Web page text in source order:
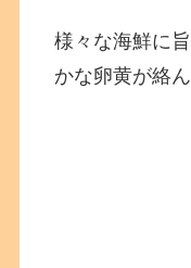
様々な海鮮に
かな卵黄が絡